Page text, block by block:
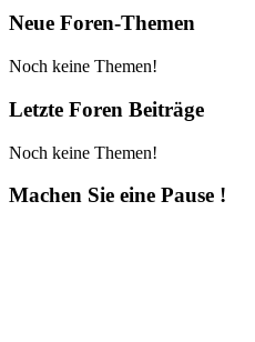
Neue Foren-Themen
Noch keine Themen!
Letzte Foren Beiträge
Noch keine Themen!
Machen Sie eine Pause !